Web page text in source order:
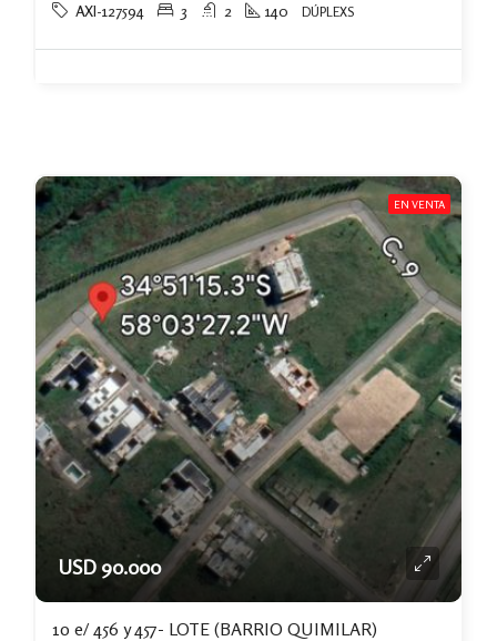
AXI-127594 3 2 140 DÚPLEXS
EN VENTA
USD 90.000
10 e/ 456 y 457- LOTE (BARRIO QUIMILAR)